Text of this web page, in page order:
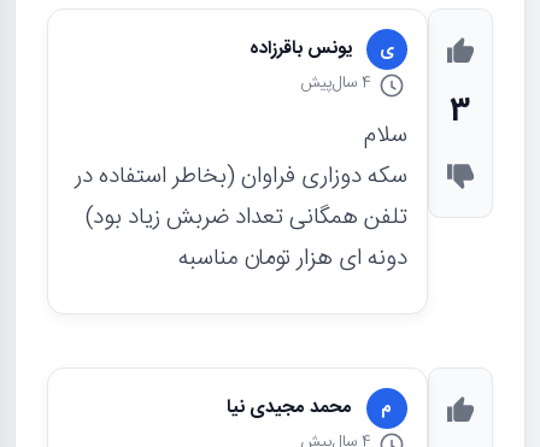
3
ی یونس باقرزاده
4 سال پیش
سلام
سکه دوزاری فراوان (بخاطر استفاده در
تلفن همگانی تعداد ضربش زیاد بود)
دونه ای هزار تومان مناسبه
م محمد مجیدی نیا